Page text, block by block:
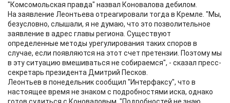
"Комсомольская правда" назвал Коновалова дебилом.
На заявление Леонтьева отреагировали тогда в Кремле. "Мы,
безусловно, слышали, я не думаю, что это позволительное
заявление в адрес главы региона. Существуют
определенные методы урегулирования таких споров в
случае, если появляются на этот счет претензии. Поэтому мы
в эту ситуацию вмешиваться не собираемся", - сказал пресс-
секретарь президента Дмитрий Песков.
Леонтьев в понедельник сообщил "Интерфаксу", что в
настоящее время не знаком с подробностями иска, однако